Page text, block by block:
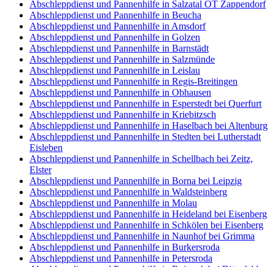
Abschleppdienst und Pannenhilfe in Salzatal OT Zappendorf
Abschleppdienst und Pannenhilfe in Beucha
Abschleppdienst und Pannenhilfe in Amsdorf
Abschleppdienst und Pannenhilfe in Golzen
Abschleppdienst und Pannenhilfe in Barnstädt
Abschleppdienst und Pannenhilfe in Salzmünde
Abschleppdienst und Pannenhilfe in Leislau
Abschleppdienst und Pannenhilfe in Regis-Breitingen
Abschleppdienst und Pannenhilfe in Obhausen
Abschleppdienst und Pannenhilfe in Esperstedt bei Querfurt
Abschleppdienst und Pannenhilfe in Kriebitzsch
Abschleppdienst und Pannenhilfe in Haselbach bei Altenburg
Abschleppdienst und Pannenhilfe in Stedten bei Lutherstadt
Eisleben
Abschleppdienst und Pannenhilfe in Schellbach bei Zeitz,
Elster
Abschleppdienst und Pannenhilfe in Borna bei Leipzig
Abschleppdienst und Pannenhilfe in Waldsteinberg
Abschleppdienst und Pannenhilfe in Molau
Abschleppdienst und Pannenhilfe in Heideland bei Eisenberg
Abschleppdienst und Pannenhilfe in Schkölen bei Eisenberg
Abschleppdienst und Pannenhilfe in Naunhof bei Grimma
Abschleppdienst und Pannenhilfe in Burkersroda
Abschleppdienst und Pannenhilfe in Petersroda